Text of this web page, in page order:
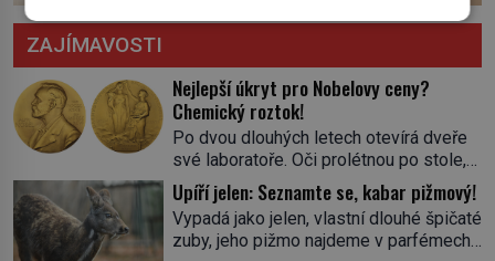
ZAJÍMAVOSTI
Nejlepší úkryt pro Nobelovy ceny?
Chemický roztok!
Po dvou dlouhých letech otevírá dveře
své laboratoře. Oči prolétnou po stole,
aby pak ulpěly na regálu, kde se nachází
všemožné látky. Hledá žluto-oranžovou
tekutinu, jakmile ji zahlédne, nesmírně
se mu uleví. Teď může svůj plán
Upíří jelen: Seznamte se, kabar pižmový!
Vypadá jako jelen, vlastní dlouhé špičaté
zuby, jeho pižmo najdeme v parfémech